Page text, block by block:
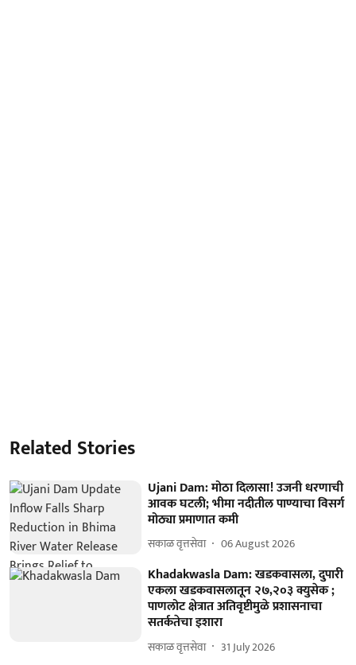
Related Stories
Ujani Dam: मोठा दिलासा! उजनी धरणाची
आवक घटली; भीमा नदीतील पाण्याचा विसर्ग
मोठ्या प्रमाणात कमी
सकाळ वृत्तसेवा 06 August 2026
Khadakwasla Dam: खडकवासला, दुपारी
एकला खडकवासलातून २७,२०३ क्युसेक ;
पाणलोट क्षेत्रात अतिवृष्टीमुळे प्रशासनाचा
सतर्कतेचा इशारा
सकाळ वृत्तसेवा 31 July 2026